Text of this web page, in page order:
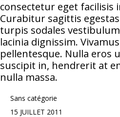
consectetur eget facilisis
Curabitur sagittis
turpis sodales
lacinia dignissim.
pellentesque. Nulla eros
suscipit in, hendrerit at
nulla massa.
Sans catégorie
15 JUILLET 2011